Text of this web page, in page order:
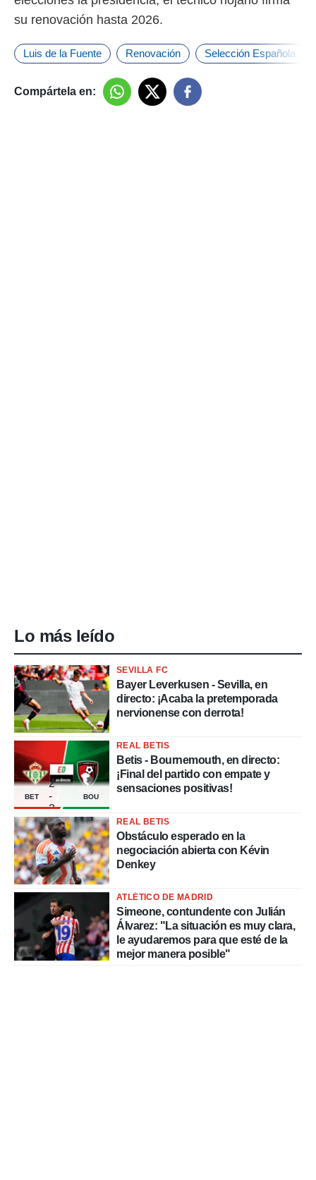
su renovación hasta 2026.
Luis de la Fuente Renovación Selección Española
Compártela en:
Lo más leído
SEVILLA FC
Bayer Leverkusen - Sevilla, en
directo: ¡Acaba la pretemporada
nervionense con derrota!
BET
2
-
2
BOU
REAL BETIS
Betis - Bournemouth, en directo:
¡Final del partido con empate y
sensaciones positivas!
REAL BETIS
Obstáculo esperado en la
negociación abierta con Kévin
Denkey
ATLÉTICO DE MADRID
Simeone, contundente con Julián
Álvarez: "La situación es muy clara,
le ayudaremos para que esté de la
mejor manera posible"